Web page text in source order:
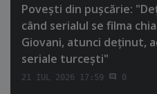
Poveşti din puşcărie:
când serialul se filma
Giovani, atunci deţinut,
seriale turceşti"
21 IUL 2026 17:59 0